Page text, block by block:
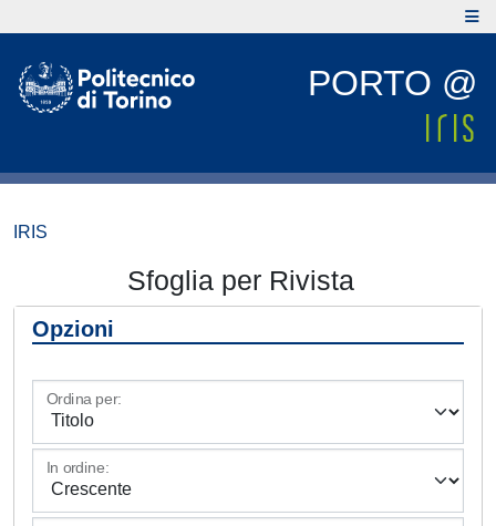
PORTO @
IRIS
Sfoglia per Rivista
Opzioni
Ordina per:
In ordine: